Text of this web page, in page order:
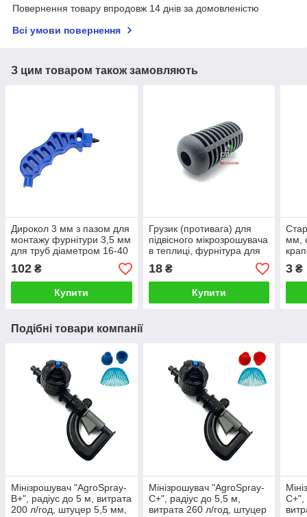
Повернення товару впродовж 14 днів за домовленістю
Всі умови повернення
З цим товаром також замовляють
Дирокол 3 мм з пазом для
монтажу фурнітури 3,5 мм
для труб діаметром 16-40
мм
102 ₴
Купити
Грузик (противага) для
підвісного мікрозрошувача
в теплиці, фурнітура для
мікрополиву
18₴
Купити
мм,
для
3 ₴
Подібні товари компанії
Мінізрошувач "AgroSpray-
В+", радіус до 5 м, витрата
200 л/год, штуцер 5,5 мм,
Мінізрошувач "AgroSpray-
С+", радіус до 5,5 м,
витрата 260 л/год, штуцер
С+",